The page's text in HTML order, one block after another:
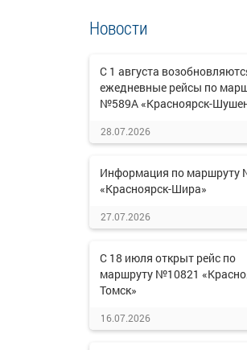
Новости
С 1 августа
ежедневные рейсы по
№589А «Красноярск-
28.07.2026
Информация по маршруту
«Красноярск-Шира»
27.07.2026
С 18 июля открыт рейс по
маршруту №10821
Томск»
16.07.2026